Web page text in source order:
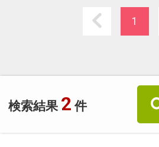
検索結果 2 件
1